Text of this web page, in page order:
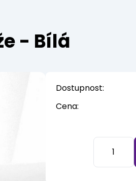
- Bílá
Dostupnost:
Cena: